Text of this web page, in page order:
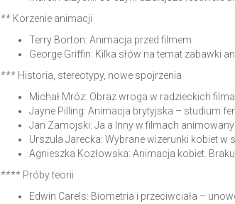
** Korzenie animacji
Terry Borton: Animacja przed filmem
George Griffin: Kilka słów na temat zabawki
*** Historia, stereotypy, nowe spojrzenia
Michał Mróz: Obraz wroga w radzieckich
Jayne Pilling: Animacja brytyjska – studium
Jan Zamojski: Ja a Inny w filmach
Urszula Jarecka: Wybrane wizerunki kobiet w
Agnieszka Kozłowska: Animacja kobiet.
**** Próby teorii
Edwin Carels: Biometria i przeciwciała –